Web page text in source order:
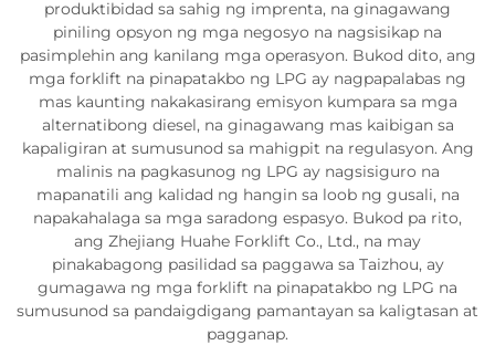
produktibidad sa sahig ng imprenta, na ginagawang
piniling opsyon ng mga negosyo na nagsisikap na
pasimplehin ang kanilang mga operasyon. Bukod dito, ang
mga forklift na pinapatakbo ng LPG ay nagpapalabas ng
mas kaunting nakakasirang emisyon kumpara sa mga
alternatibong diesel, na ginagawang mas kaibigan sa
kapaligiran at sumusunod sa mahigpit na regulasyon. Ang
malinis na pagkasunog ng LPG ay nagsisiguro na
mapanatili ang kalidad ng hangin sa loob ng gusali, na
napakahalaga sa mga saradong espasyo. Bukod pa rito,
ang Zhejiang Huahe Forklift Co., Ltd., na may
pinakabagong pasilidad sa paggawa sa Taizhou, ay
gumagawa ng mga forklift na pinapatakbo ng LPG na
sumusunod sa pandaigdigang pamantayan sa kaligtasan at
pagganap.